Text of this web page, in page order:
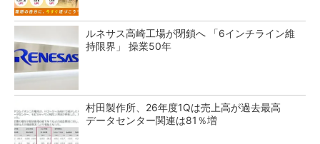
ルネサス高崎工場が閉鎖へ 「6インチライン維
持限界」 操業50年
村田製作所、26年度1Qは売上高が過去最高
データセンター関連は81％増